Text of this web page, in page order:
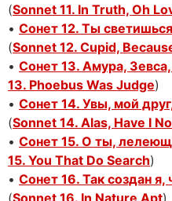
(Sonnet 11. In Truth, Oh
• Сонет 12. Ты
(Sonnet 12. Cupid,
• Сонет 13. Амура,
13. Phoebus Was Judge)
• Сонет 14. Увы, мой
(Sonnet 14. Alas, Have I
• Сонет 15. О ты,
15. You That Do Search)
• Сонет 16. Так создан я,
(Sonnet 16. In Nature Apt)